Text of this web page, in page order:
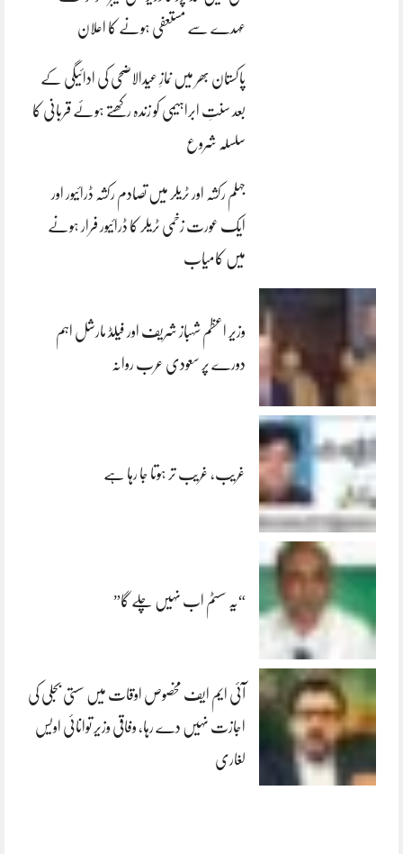
عہدے سے مستعفی ہونے کا اعلان
پاکستان بھر میں نمازِ عیدالاضحی کی ادائیگی کے
بعد سنتِ ابراہیمی کو زندہ رکھتے ہوئے قربانی کا
سلسلہ شروع
جہلم رکشہ اور ٹریلر میں تصادم رکشہ ڈرائیور اور
ایک عورت زخمی ٹریلر کا ڈرائیور فرار ہونے
میں کامیاب
وزیر اعظم شہباز شریف اور فیلڈ مارشل اہم
دورے پر سعودی عرب روانہ
غریب، غریب تر ہوتا جا رہا ہے
“یہ سسٹم اب نہیں چلے گا”
آئی ایم ایف مخصوص اوقات میں سستی بجلی کی
اجازت نہیں دے رہا، وفاقی وزیر توانائی اویس
لغاری